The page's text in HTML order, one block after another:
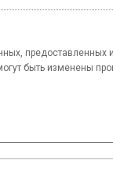
предоставленных
быть изменены